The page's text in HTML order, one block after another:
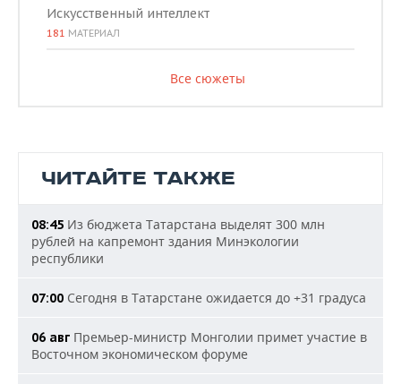
Искусственный интеллект
181 МАТЕРИАЛ
Все сюжеты
ЧИТАЙТЕ ТАКЖЕ
08:45 Из бюджета Татарстана выделят 300 млн
рублей на капремонт здания Минэкологии
республики
07:00 Сегодня в Татарстане ожидается до +31 градуса
06 авг Премьер-министр Монголии примет участие в
Восточном экономическом форуме